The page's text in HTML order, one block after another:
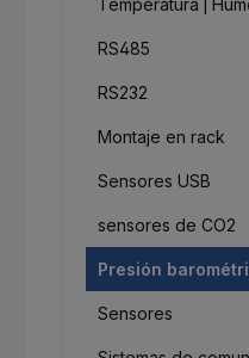
RS485
RS232
Montaje en rack
Sensores USB
sensores de CO2
Presión
Sensores